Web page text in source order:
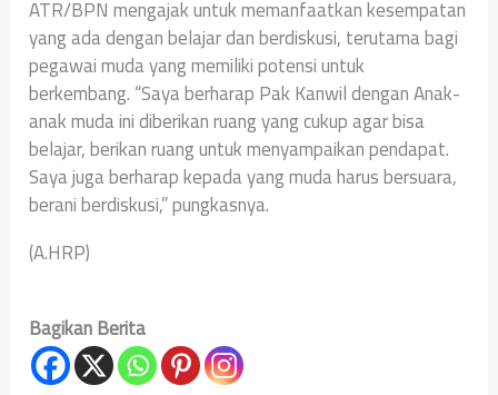
ATR/BPN mengajak untuk memanfaatkan kesempatan
yang ada dengan belajar dan berdiskusi, terutama bagi
pegawai muda yang memiliki potensi untuk
berkembang. “Saya berharap Pak Kanwil dengan Anak-
anak muda ini diberikan ruang yang cukup agar bisa
belajar, berikan ruang untuk menyampaikan pendapat.
Saya juga berharap kepada yang muda harus bersuara,
berani berdiskusi,” pungkasnya.
(A.HRP)
Bagikan Berita